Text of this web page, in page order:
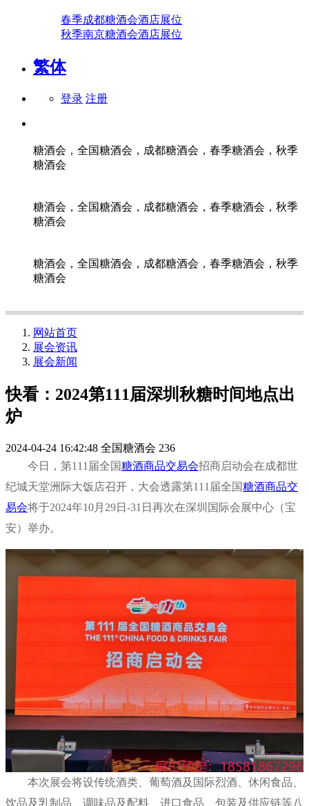
春季成都糖酒会酒店展位
秋季南京糖酒会酒店展位
繁体
登录 注册
糖酒会，全国糖酒会，成都糖酒会，春季糖酒会，秋季
糖酒会
糖酒会，全国糖酒会，成都糖酒会，春季糖酒会，秋季
糖酒会
糖酒会，全国糖酒会，成都糖酒会，春季糖酒会，秋季
糖酒会
网站首页
展会资讯
展会新闻
快看：2024第111届深圳秋糖时间地点出
炉
2024-04-24 16:42:48 全国糖酒会 236
今日，第111届全国糖酒商品交易会招商启动会在成都世
纪城天堂洲际大饭店召开，大会透露第111届全国糖酒商品交
易会将于2024年10月29日-31日再次在深圳国际会展中心（宝
安）举办。
本次展会将设传统酒类、葡萄酒及国际烈酒、休闲食品、
饮品及乳制品、调味品及配料、进口食品、包装及供应链等八